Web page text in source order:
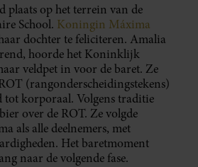
plaats op het terrein van de
School. Koningin Máxima
dochter te feliciteren. Amalia
hoorde het Koninklijk
veldpet in voor de baret. Ze
(rangonderscheidingstekens)
tot korporaal. Volgens traditie
over de ROT. Ze volgde
als alle deelnemers, met
Het baretmoment
naar de volgende fase.